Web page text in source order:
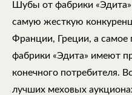
Шубы от фабрики
самую жесткую
Франции, Греции, а самое
фабрики «Эдита» имеют
конечного потребителя.
лучших меховых